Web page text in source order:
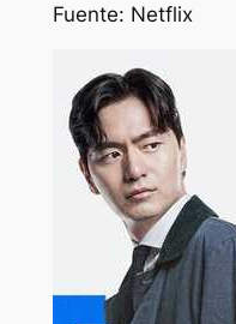
Fuente: Netflix